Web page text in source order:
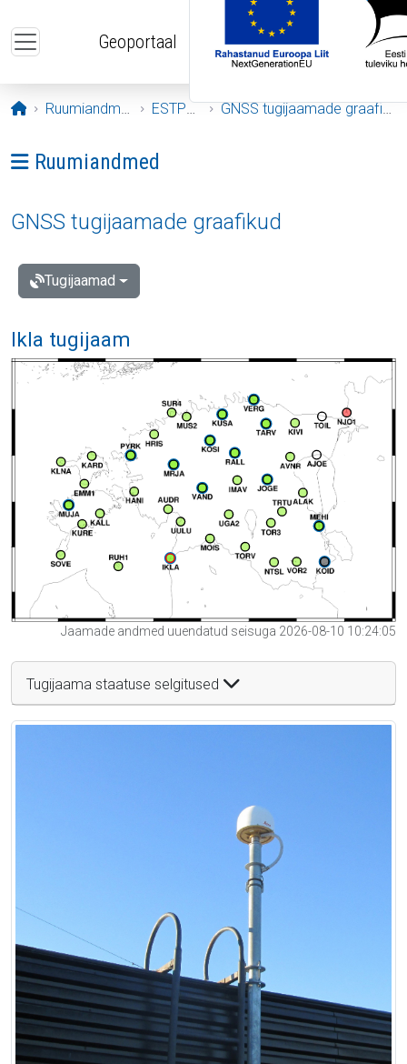
Geoportaal
Avaleht
Ruumiandmed ESTPOS GNSS tugijaamade graafikud
Ava menüü: Ruumiandmed
Ruumiandmed
GNSS tugijaamade graafikud
Tugijaamad
Ikla tugijaam
Jaamade andmed uuendatud seisuga 2026-08-10 10:24:05
Tugijaama staatuse selgitused